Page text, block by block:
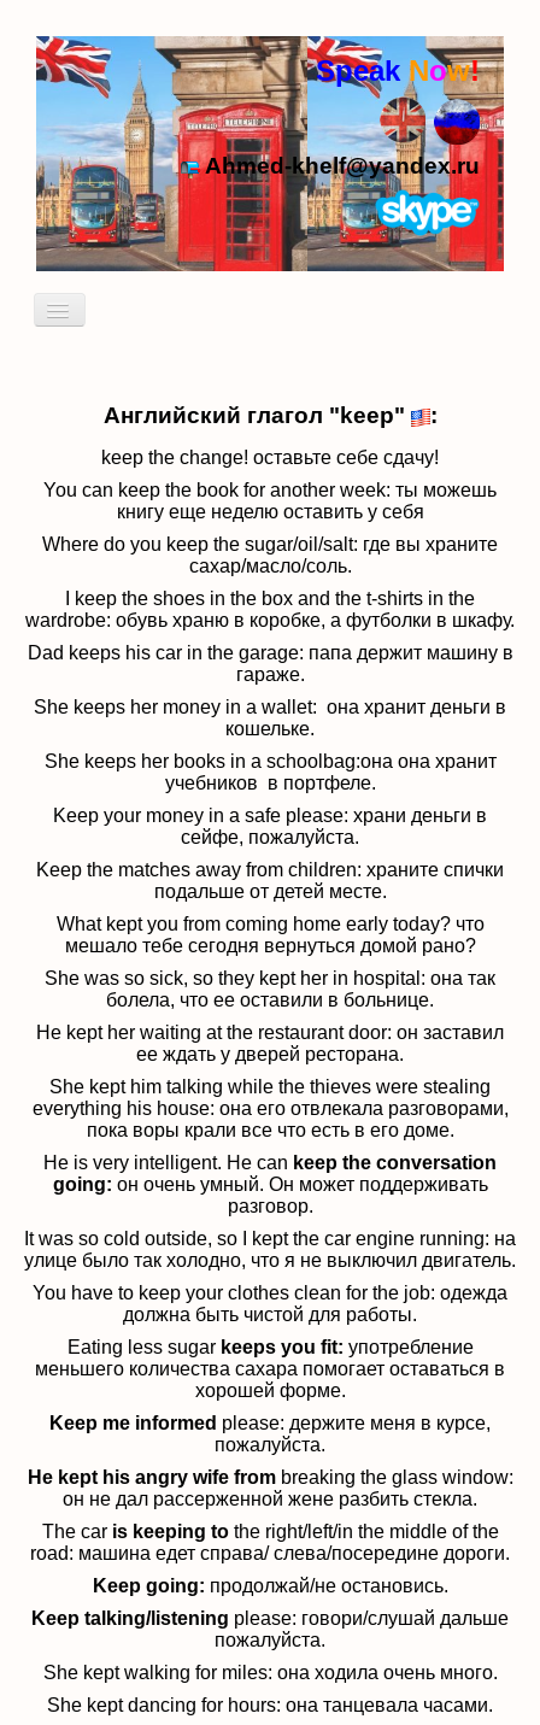
Speak Now!
Ahmed-khelf@yandex.ru
Включить/
Английский глагол "keep" :
keep the change! оставьте себе сдачу!
You can keep the book for another week: ты можешь
книгу еще неделю оставить у себя
Where do you keep the sugar/oil/salt: где вы храните
сахар/масло/соль.
I keep the shoes in the box and the t-shirts in the
wardrobe: обувь храню в коробке, а футболки в шкафу.
Dad keeps his car in the garage: папа держит машину в
гараже.
She keeps her money in a wallet: она хранит деньги в
кошельке.
She keeps her books in a schoolbag:она она хранит
учебников в портфеле.
Keep your money in a safe please: храни деньги в
сейфе, пожалуйста.
Keep the matches away from children: храните спички
подальше от детей месте.
What kept you from coming home early today? что
мешало тебе сегодня вернуться домой рано?
She was so sick, so they kept her in hospital: она так
болела, что ее оставили в больнице.
He kept her waiting at the restaurant door: он заставил
ее ждать у дверей ресторана.
She kept him talking while the thieves were stealing
everything his house: она его отвлекала разговорами,
пока воры крали все что есть в его доме.
He is very intelligent. He can keep the conversation
going: он очень умный. Он может поддерживать
разговор.
It was so cold outside, so I kept the car engine running: на
улице было так холодно, что я не выключил двигатель.
You have to keep your clothes clean for the job: одежда
должна быть чистой для работы.
Eating less sugar keeps you fit: употребление
меньшего количества сахара помогает оставаться в
хорошей форме.
Keep me informed please: держите меня в курсе,
пожалуйста.
He kept his angry wife frombreaking the glass window:
он не дал рассерженной жене разбить стекла.
The caris keeping tothe right/left/in the middle of the
road: машина едет справа/ слева/посередине дороги.
Keep going: продолжай/не остановись.
Keep talking/listening please: говори/слушай дальше
пожалуйста.
She kept walking for miles: она ходила очень много.
She kept dancing for hours: она танцевала часами.